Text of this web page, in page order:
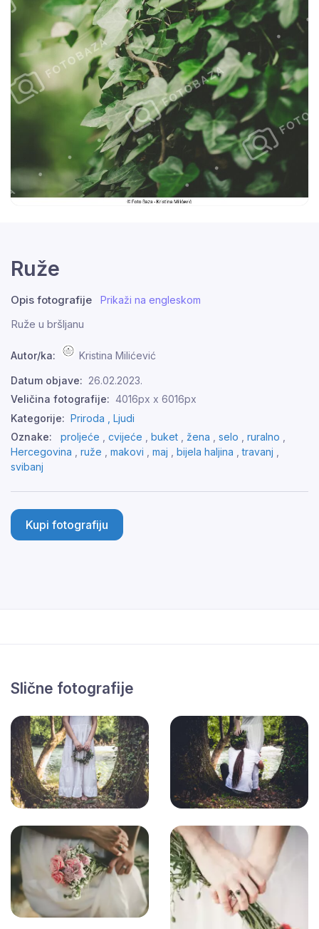
Ruže
Opis fotografije Prikaži na engleskom
Ruže u bršljanu
Autor/ka: Kristina Milićević
Datum objave: 26.02.2023.
Veličina fotografije: 4016px x 6016px
Kategorije: Priroda , Ljudi
Oznake:
proljeće cvijeće buket žena selo ruralno
Hercegovina
ruže makovi maj bijela haljina ,travanj
svibanj
Kupi fotografiju
Slične fotografije